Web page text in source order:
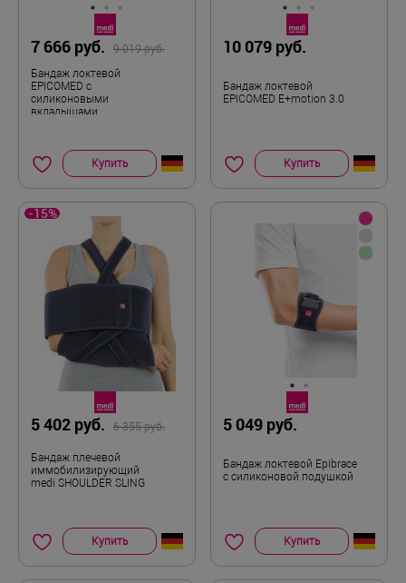
7 666 руб.
9 019 руб.
Бандаж локтевой
EPICOMED с
силиконовыми
вкладышами
Купить
10 079 руб.
Бандаж локтевой
EPICOMED E+motion 3.0
Купить
-15%
5 402 руб. 6 355 руб.
Бандаж плечевой
иммобилизирующий
medi SHOULDER SLING
Купить
5 049 руб.
Бандаж локтевой Epibrace
с силиконовой подушкой
Купить